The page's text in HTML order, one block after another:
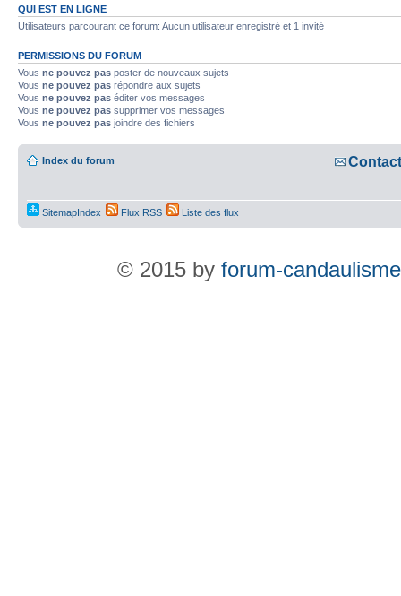
QUI EST EN LIGNE
Utilisateurs parcourant ce forum: Aucun utilisateur enregistré et 1 invité
PERMISSIONS DU FORUM
Vous ne pouvez pas poster de nouveaux sujets
Vous ne pouvez pas répondre aux sujets
Vous ne pouvez pas éditer vos messages
Vous ne pouvez pas supprimer vos messages
Vous ne pouvez pas joindre des fichiers
Index du forum Contact
SitemapIndex Flux RSS Liste des flux
© 2015 by forum-